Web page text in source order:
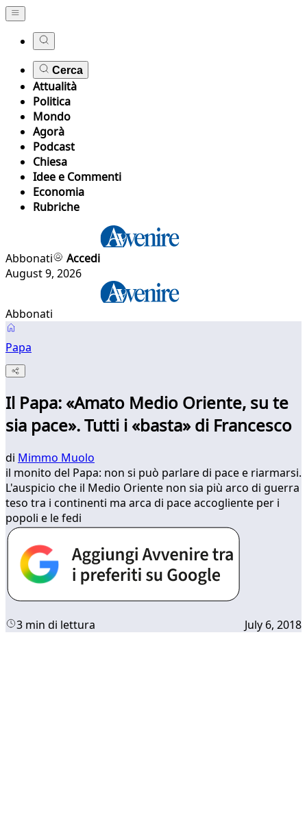
Cerca
Attualità
Politica
Mondo
Agorà
Podcast
Chiesa
Idee e Commenti
Economia
Rubriche
Abbonati
Accedi
August 9, 2026
Abbonati
Papa
Il Papa: «Amato Medio Oriente, su te
sia pace». Tutti i «basta» di Francesco
di Mimmo Muolo
il monito del Papa: non si può parlare di pace e riarmarsi.
L'auspicio che il Medio Oriente non sia più arco di guerra
teso tra i continenti ma arca di pace accogliente per i
popoli e le fedi
3 min di lettura July 6, 2018